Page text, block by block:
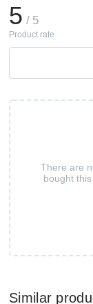
There are
bought
5 / 5
Product rate
Similar